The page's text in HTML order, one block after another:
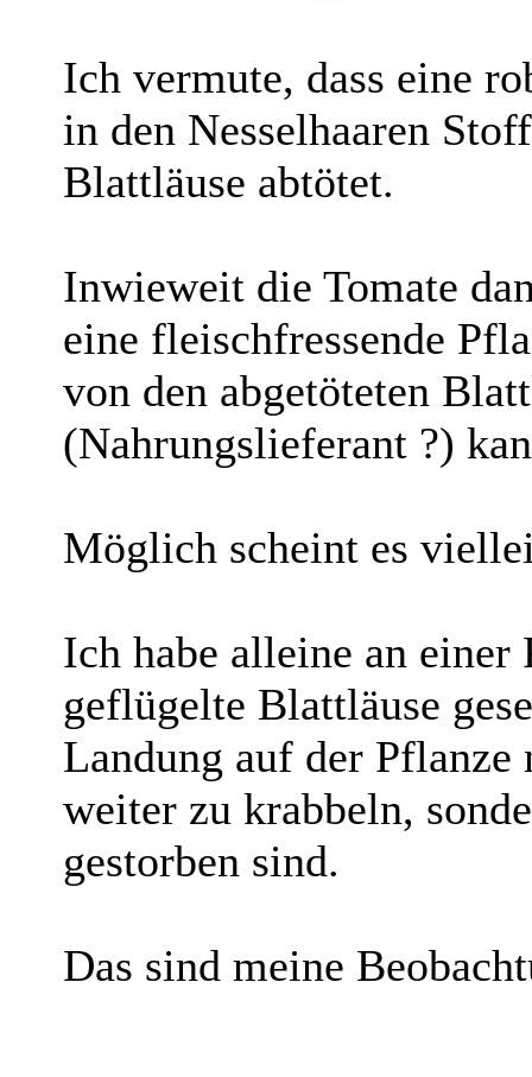
Ich vermute, dass eine
in den Nesselhaaren
Blattläuse abtötet.
Inwieweit die Tomate
eine fleischfressende
von den abgetöteten
(Nahrungslieferant ?)
Möglich scheint es
Ich habe alleine an einer
geflügelte Blattläuse
Landung auf der
weiter zu krabbeln,
gestorben sind.
Das sind meine